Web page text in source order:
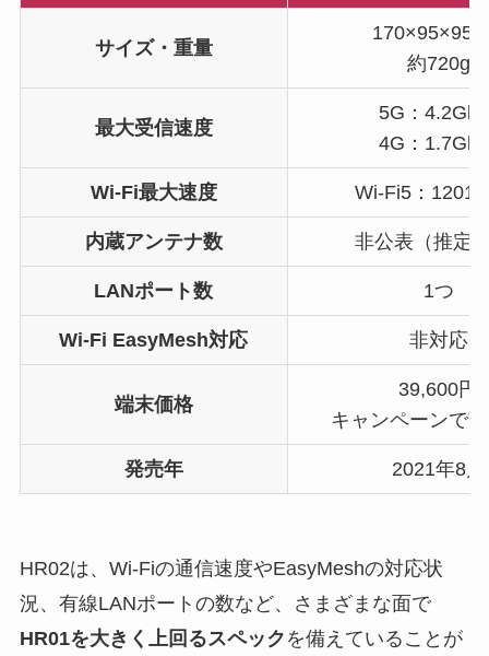
サイズ・重量
約720g
最大受信速度
5G：
4G：
Wi-Fi最大速度 Wi-Fi5：
内蔵アンテナ数 非公表（推定2
LANポート数 1つ
Wi-Fi EasyMesh対応 非対応
端末価格
39,600円
キャンペーンで
発売年 2021年8月
HR02は、Wi-Fiの通信速度やEasyMeshの対応状
況、有線LANポートの数など、さまざまな面で
HR01を大きく上回るスペック を備えていることが